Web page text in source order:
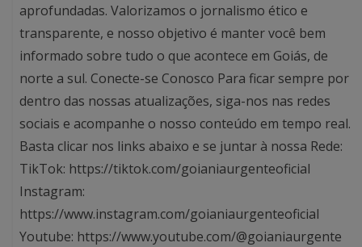
aprofundadas. Valorizamos o jornalismo ético e
transparente, e nosso objetivo é manter você bem
informado sobre tudo o que acontece em Goiás, de
norte a sul. Conecte-se Conosco Para ficar sempre por
dentro das nossas atualizações, siga-nos nas redes
sociais e acompanhe o nosso conteúdo em tempo real.
Basta clicar nos links abaixo e se juntar à nossa Rede:
TikTok: https://tiktok.com/goianiaurgenteoficial
Instagram:
https://www.instagram.com/goianiaurgenteoficial
Youtube: https://www.youtube.com/@goianiaurgente